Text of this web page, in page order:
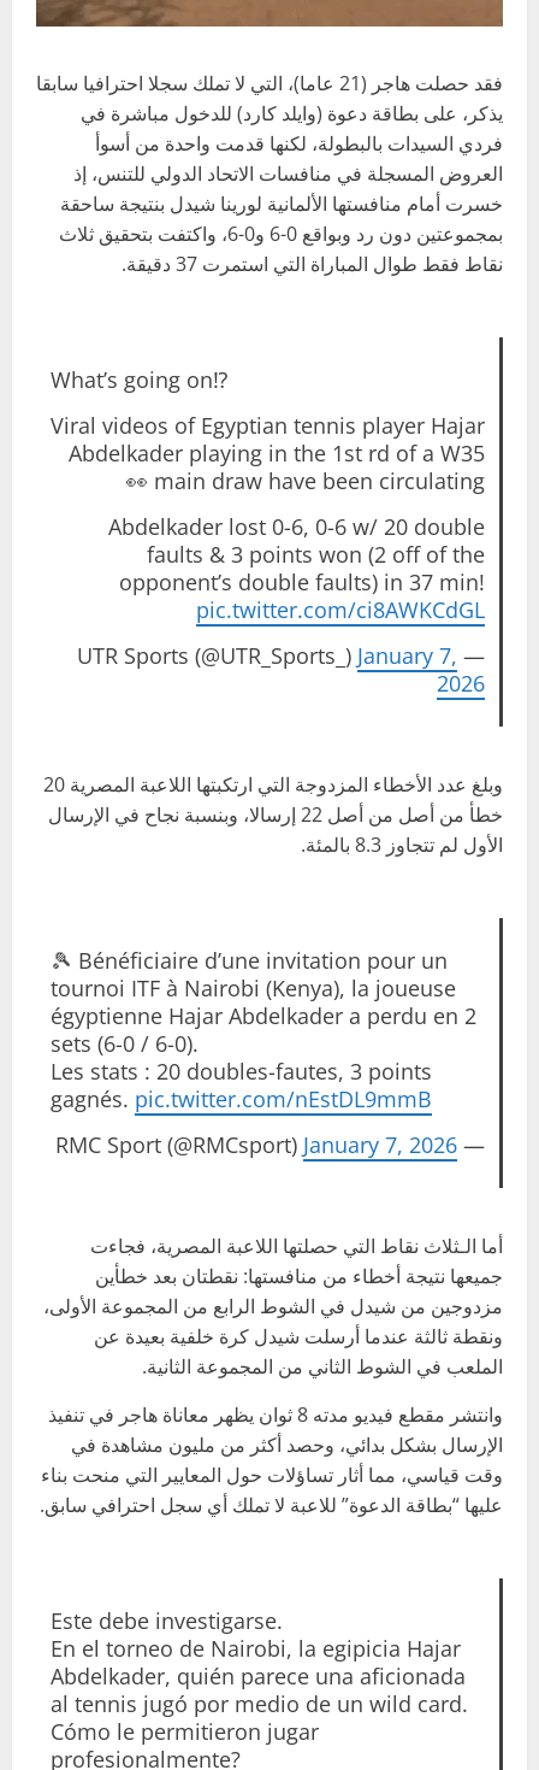
فقد حصلت هاجر (21 عاما)، التي لا تملك سجلا احترافيا سابقا
يذكر، على بطاقة دعوة (وايلد كارد) للدخول مباشرة في
فردي السيدات بالبطولة، لكنها قدمت واحدة من أسوأ
العروض المسجلة في منافسات الاتحاد الدولي للتنس، إذ
خسرت أمام منافستها الألمانية لورينا شيدل بنتيجة ساحقة
بمجموعتين دون رد وبواقع 0-6 و0-6، واكتفت بتحقيق ثلاث
نقاط فقط طوال المباراة التي استمرت 37 دقيقة.
What’s going on⁉️
Viral videos of Egyptian tennis player Hajar
Abdelkader playing in the 1st rd of a W35
main draw have been circulating 👀
Abdelkader lost 0-6, 0-6 w/ 20 double
faults & 3 points won (2 off of the
opponent’s double faults) in 37 min!
pic.twitter.com/ci8AWKCdGL
— UTR Sports (@UTR_Sports_)
January 7,
2026
وبلغ عدد الأخطاء المزدوجة التي ارتكبتها اللاعبة المصرية 20
خطأ من أصل من أصل 22 إرسالا، وبنسبة نجاح في الإرسال
الأول لم تتجاوز 8.3 بالمئة.
🎾 Bénéficiaire d’une invitation pour un
tournoi ITF à Nairobi (Kenya), la joueuse
égyptienne Hajar Abdelkader a perdu en 2
sets (6-0 / 6-0).
Les stats : 20 doubles-fautes, 3 points
gagnés. pic.twitter.com/nEstDL9mmB
— RMC Sport (@RMCsport)
January 7, 2026
أما الـثلاث نقاط التي حصلتها اللاعبة المصرية، فجاءت
جميعها نتيجة أخطاء من منافستها: نقطتان بعد خطأين
مزدوجين من شيدل في الشوط الرابع من المجموعة الأولى،
ونقطة ثالثة عندما أرسلت شيدل كرة خلفية بعيدة عن
الملعب في الشوط الثاني من المجموعة الثانية.
وانتشر مقطع فيديو مدته 8 ثوان يظهر معاناة هاجر في تنفيذ
الإرسال بشكل بدائي، وحصد أكثر من مليون مشاهدة في
وقت قياسي، مما أثار تساؤلات حول المعايير التي منحت بناء
عليها “بطاقة الدعوة” للاعبة لا تملك أي سجل احترافي سابق.
Este debe investigarse.
En el torneo de Nairobi, la egipicia Hajar
Abdelkader, quién parece una aficionada
al tennis jugó por medio de un wild card.
Cómo le permitieron jugar
profesionalmente?